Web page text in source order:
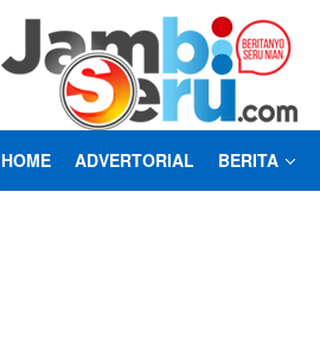
HOME ADVERTORIAL BERITA